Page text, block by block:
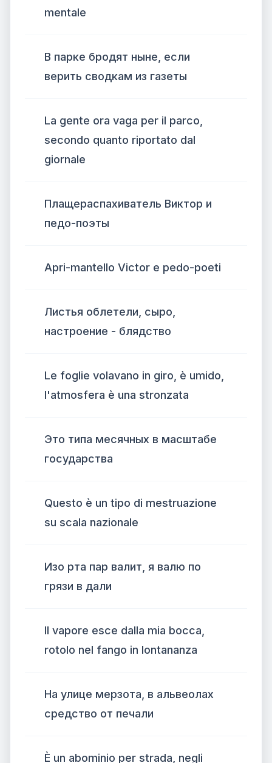
mentale
В парке бродят ныне, если
верить сводкам из газеты
La gente ora vaga per il parco,
secondo quanto riportato dal
giornale
Плащераспахиватель Виктор и
педо-поэты
Apri-mantello Victor e pedo-poeti
Листья облетели, сыро,
настроение - блядство
Le foglie volavano in giro, è umido,
l'atmosfera è una stronzata
Это типа месячных в масштабе
государства
Questo è un tipo di mestruazione
su scala nazionale
Изо рта пар валит, я валю по
грязи в дали
Il vapore esce dalla mia bocca,
rotolo nel fango in lontananza
На улице мерзота, в альвеолах
средство от печали
È un abominio per strada, negli